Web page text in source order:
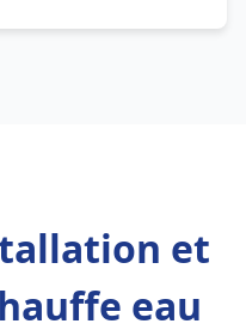
et
eau